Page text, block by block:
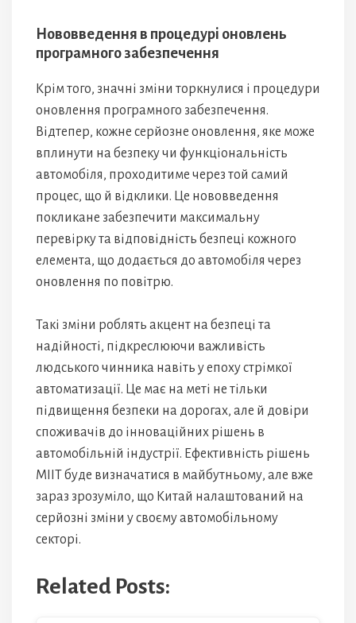
Нововведення в процедурі оновлень
програмного забезпечення
Крім того, значні зміни торкнулися і процедури
оновлення програмного забезпечення.
Відтепер, кожне серйозне оновлення, яке може
вплинути на безпеку чи функціональність
автомобіля, проходитиме через той самий
процес, що й відклики. Це нововведення
покликане забезпечити максимальну
перевірку та відповідність безпеці кожного
елемента, що додається до автомобіля через
оновлення по повітрю.
Такі зміни роблять акцент на безпеці та
надійності, підкреслюючи важливість
людського чинника навіть у епоху стрімкої
автоматизації. Це має на меті не тільки
підвищення безпеки на дорогах, але й довіри
споживачів до інноваційних рішень в
автомобільній індустрії. Ефективність рішень
MIIT буде визначатися в майбутньому, але вже
зараз зрозуміло, що Китай налаштований на
серйозні зміни у своєму автомобільному
секторі.
Related Posts: